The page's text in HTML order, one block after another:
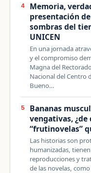
4
Memoria,
presentación
sombras del
UNICEN
En una jornada
y el compromiso
Magna del
Nacional del Centro
Bueno…
5
Bananas
vengativas,
“frutinovelas”
Las historias son
humanizadas,
reproducciones y
de las novelas,